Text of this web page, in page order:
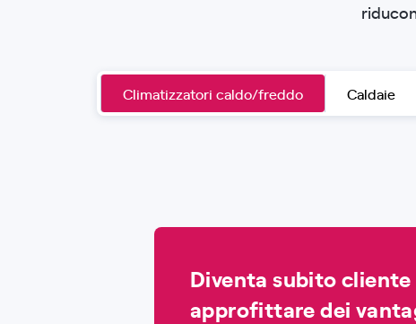
Climatizzatori caldo/freddo Caldaie
Diventa subito cliente
approfittare dei